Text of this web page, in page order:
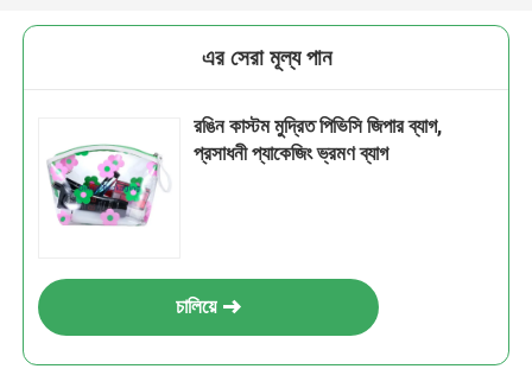
এর সেরা মূল্য পান
রঙিন কাস্টম মুদ্রিত পিভিসি জিপার ব্যাগ,
প্রসাধনী প্যাকেজিং ভ্রমণ ব্যাগ
চালিয়ে